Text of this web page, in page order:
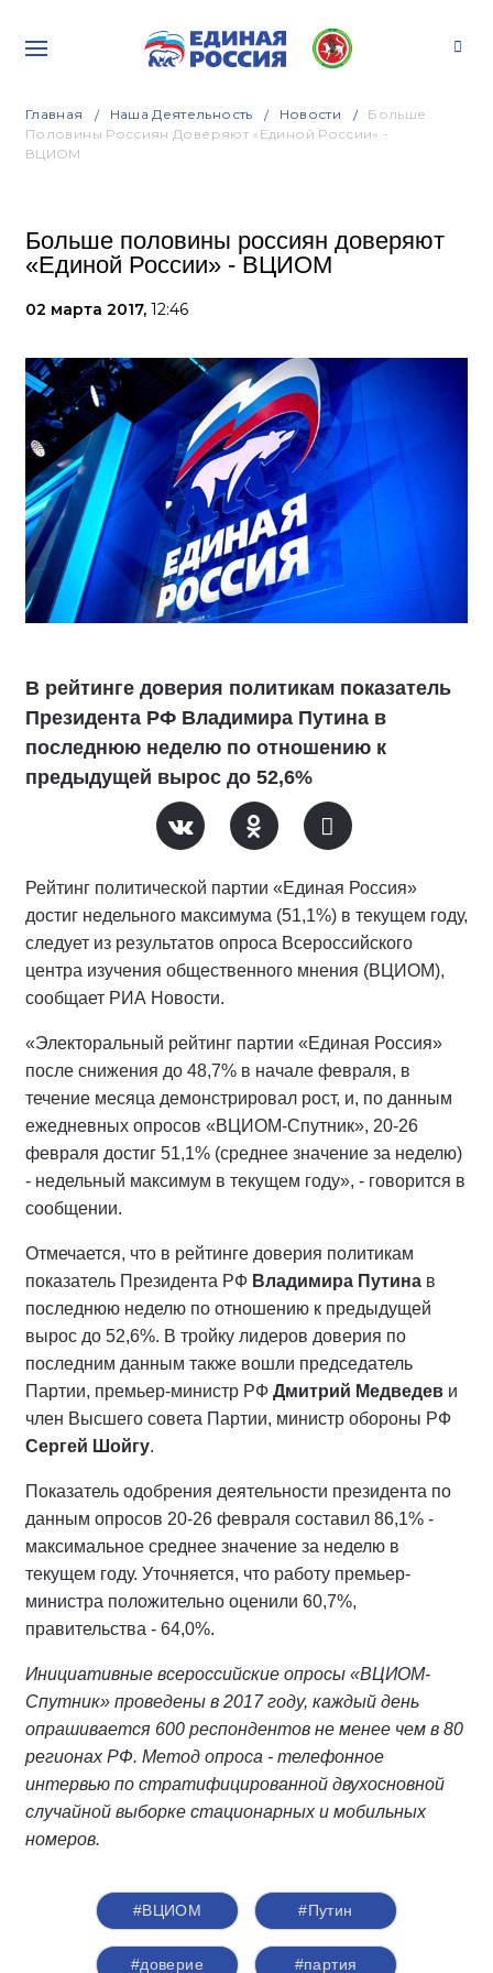
Главная Наша Деятельность Новости
Больше
Половины Россиян Доверяют «Единой России» -
ВЦИОМ
Больше половины россиян доверяют
«Единой России» - ВЦИОМ
02 марта 2017, 12:46
В рейтинге доверия политикам показатель
Президента РФ Владимира Путина в
последнюю неделю по отношению к
предыдущей вырос до 52,6%
Рейтинг политической партии «Единая Россия»
достиг недельного максимума (51,1%) в текущем году,
следует из результатов опроса Всероссийского
центра изучения общественного мнения (ВЦИОМ),
сообщает РИА Новости.
«Электоральный рейтинг партии «Единая Россия»
после снижения до 48,7% в начале февраля, в
течение месяца демонстрировал рост, и, по данным
ежедневных опросов «ВЦИОМ-Спутник», 20-26
февраля достиг 51,1% (среднее значение за неделю)
- недельный максимум в текущем году», - говорится в
сообщении.
Отмечается, что в рейтинге доверия политикам
показатель Президента РФ Владимира Путина в
последнюю неделю по отношению к предыдущей
вырос до 52,6%. В тройку лидеров доверия по
последним данным также вошли председатель
Партии, премьер-министр РФ Дмитрий Медведев и
член Высшего совета Партии, министр обороны РФ
Сергей Шойгу.
Показатель одобрения деятельности президента по
данным опросов 20-26 февраля составил 86,1% -
максимальное среднее значение за неделю в
текущем году. Уточняется, что работу премьер-
министра положительно оценили 60,7%,
правительства - 64,0%.
Инициативные всероссийские опросы «ВЦИОМ-
Спутник» проведены в 2017 году, каждый день
опрашивается 600 респондентов не менее чем в 80
регионах РФ. Метод опроса - телефонное
интервью по стратифицированной двухосновной
случайной выборке стационарных и мобильных
номеров.
#ВЦИОМ #Путин
#доверие #партия